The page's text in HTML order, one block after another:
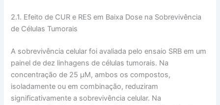
2.1. Efeito de CUR e RES em Baixa Dose na Sobrevivência
de Células Tumorais
A sobrevivência celular foi avaliada pelo ensaio SRB em um
painel de dez linhagens de células tumorais. Na
concentração de 25 µM, ambos os compostos,
isoladamente ou em combinação, reduziram
significativamente a sobrevivência celular. Na